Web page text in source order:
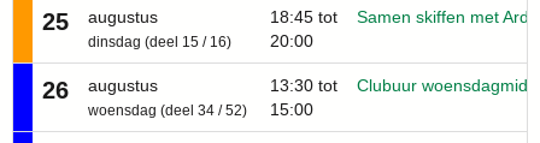
25 augustus
dinsdag (deel 15 / 16)
18:45 tot
20:00
Samen skiffen met Ard
26 augustus
woensdag (deel 34 / 52)
13:30 tot
15:00
Clubuur